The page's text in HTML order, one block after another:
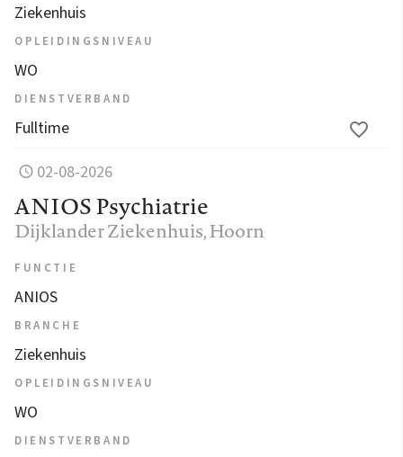
Ziekenhuis
OPLEIDINGSNIVEAU
WO
DIENSTVERBAND
Fulltime
02-08-2026
ANIOS Psychiatrie
Dijklander Ziekenhuis, Hoorn
FUNCTIE
ANIOS
BRANCHE
Ziekenhuis
OPLEIDINGSNIVEAU
WO
DIENSTVERBAND